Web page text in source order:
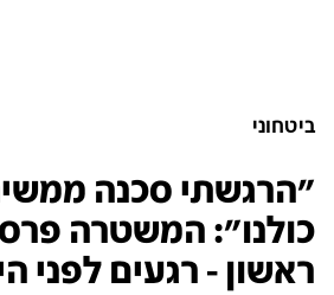
ביטחוני
"הרגשתי סכנה
כולנו": המשטרה
ראשון - רגעים לפני